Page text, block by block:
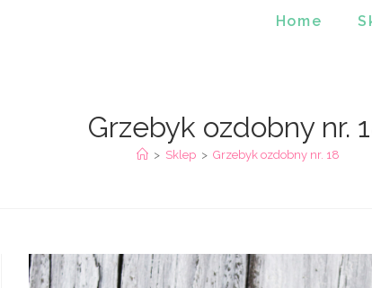
Home
Grzebyk ozdobny nr.
> Sklep > Grzebyk ozdobny nr. 18